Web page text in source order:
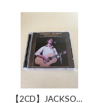
【2CD】JACKSON